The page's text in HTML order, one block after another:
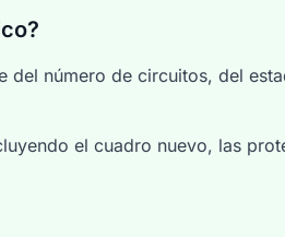
número de circuitos, del
el cuadro nuevo, las